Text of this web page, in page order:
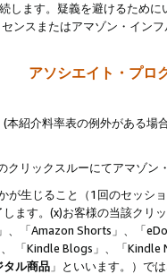
します。疑義を避けるため
ンスまたはアマゾン・イン
アソシエイト・プロ
(本紹介料率表の例外がある
クリックスルーにてアマゾン
が生じること（1回のセッシ
ます。(x)お客様の当該ク
、「Amazon Shorts」、「
「Kindle Blogs」、「
タル商品 」といいます。）で